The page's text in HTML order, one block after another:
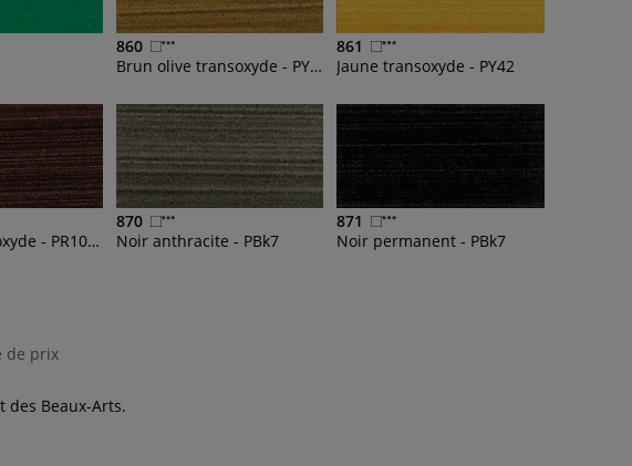
860
Brun olive transoxyde - PY42, PR101, PBk7
861
Jaune transoxyde - PY42
Marron transoxyde - PR101, PR122, PBk7
870
Noir anthracite - PBk7
871
Noir permanent - PBk7
de prix
des Beaux-Arts.